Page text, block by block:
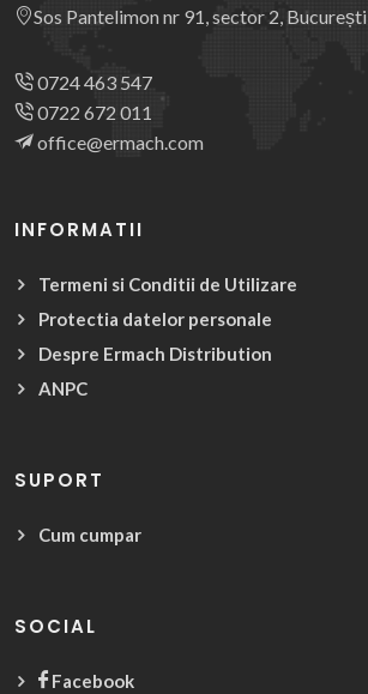
Sos Pantelimon nr 91, sector 2, București
0724 463 547
0722 672 011
office@ermach.com
INFORMATII
Termeni si Conditii de Utilizare
Protectia datelor personale
Despre Ermach Distribution
ANPC
SUPORT
Cum cumpar
SOCIAL
Facebook